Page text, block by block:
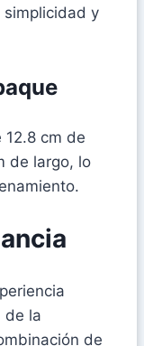
simplicidad y
12.8 cm de
de largo, lo
de la
de